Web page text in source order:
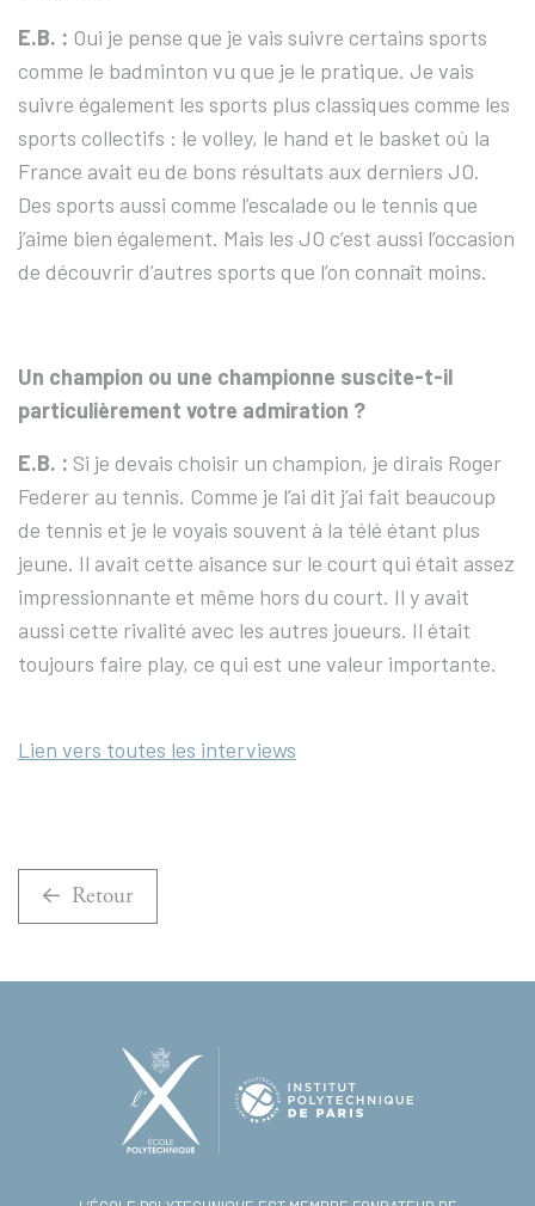
E.B. : Oui je pense que je vais suivre certains sports
comme le badminton vu que je le pratique. Je vais
suivre également les sports plus classiques comme les
sports collectifs : le volley, le hand et le basket où la
France avait eu de bons résultats aux derniers JO.
Des sports aussi comme l’escalade ou le tennis que
j’aime bien également. Mais les JO c’est aussi l’occasion
de découvrir d’autres sports que l’on connaît moins.
Un champion ou une championne suscite-t-il
particulièrement votre admiration ?
E.B. : Si je devais choisir un champion, je dirais Roger
Federer au tennis. Comme je l’ai dit j’ai fait beaucoup
de tennis et je le voyais souvent à la télé étant plus
jeune. Il avait cette aisance sur le court qui était assez
impressionnante et même hors du court. Il y avait
aussi cette rivalité avec les autres joueurs. Il était
toujours faire play, ce qui est une valeur importante.
Lien vers toutes les interviews
Retour